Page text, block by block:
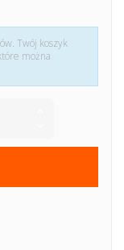
Twój koszyk
można